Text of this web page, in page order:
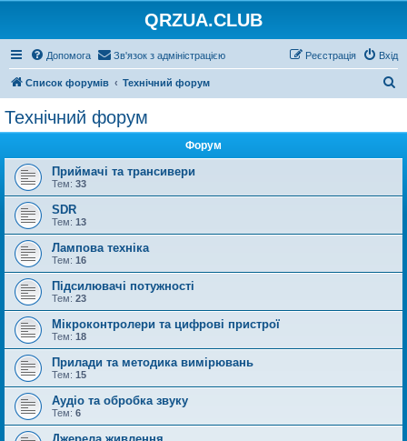
QRZUA.CLUB
Допомога Зв'язок з адміністрацією Вхід
Реєстрація
Список форумів Технічний форум
Технічний форум
Форум
Приймачі та трансивери
Тем: 33
SDR
Тем: 13
Лампова техніка
Тем: 16
Підсилювачі потужності
Тем: 23
Мікроконтролери та цифрові пристрої
Тем: 18
Прилади та методика вимірювань
Тем: 15
Аудіо та обробка звуку
Тем: 6